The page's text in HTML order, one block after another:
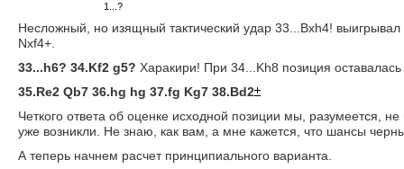
1...?
Несложный, но изящный тактический удар 33...Bxh4!
Nxf4+.
33...h6? 34.Kf2 g5? Харакири! При 34...Kh8 позиция
35.Re2 Qb7 36.hg hg 37.fg Kg7 38.Bd2
Четкого ответа об оценке исходной позиции мы, разумеется,
уже возникли. Не знаю, как вам, а мне кажется, что шансы
А теперь начнем расчет принципиального варианта.